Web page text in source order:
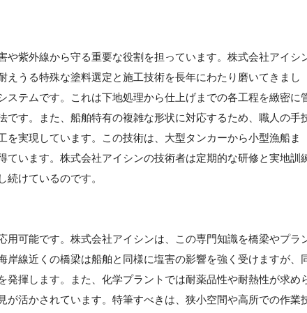
紫外線から守る重要な役割を担っています。株式会社アイシ
うる特殊な塗料選定と施工技術を長年にわたり磨いてきまし
ステムです。これは下地処理から仕上げまでの各工程を緻密に
す。また、船舶特有の複雑な形状に対応するため、職人の手
実現しています。この技術は、大型タンカーから小型漁船ま
ています。株式会社アイシンの技術者は定期的な研修と実地訓
けているのです。
可能です。株式会社アイシンは、この専門知識を橋梁やプラ
岸線近くの橋梁は船舶と同様に塩害の影響を強く受けますが、
揮します。また、化学プラントでは耐薬品性や耐熱性が求め
が活かされています。特筆すべきは、狭小空間や高所での作業